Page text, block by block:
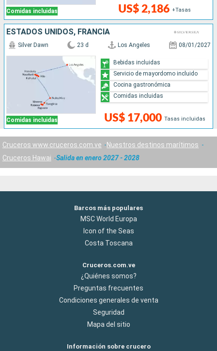
Comidas incluidas US$ 2,186 +Tasas
ESTADOS UNIDOS, FRANCIA
Comidas incluidas
Silver Dawn 23 d Los Angeles 08/01/2027
US$ 17,000 Tasas incluidas
Bebidas incluidas
Servicio de mayordomo incluido
Cocina gastronómica
Comidas incluidas
Cruceros www.cruceros.com.ve
Nuestros destinos marítimos
Cruceros Hawai
Salida en enero 2027 - 2028
Barcos más populares
MSC World Europa
Icon of the Seas
Costa Toscana
Cruceros.com.ve
¿Quiénes somos?
Preguntas frecuentes
Condiciones generales de venta
Seguridad
Mapa del sitio
Información sobre crucero